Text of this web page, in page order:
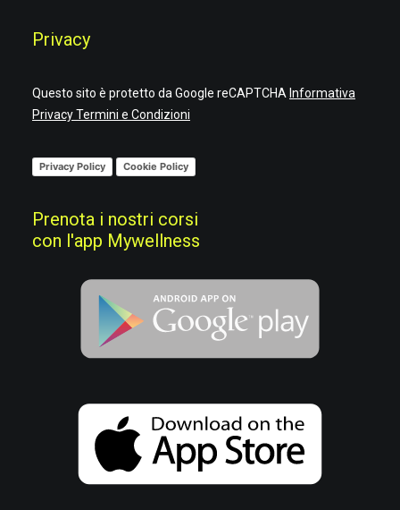
Privacy
Questo sito è protetto da Google reCAPTCHA Informativa
PrivacyTermini e Condizioni
Privacy Policy Cookie Policy
Prenota i nostri corsi
con l'app Mywellness